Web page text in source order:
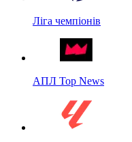
Ліга чемпіонів
АПЛ Top News